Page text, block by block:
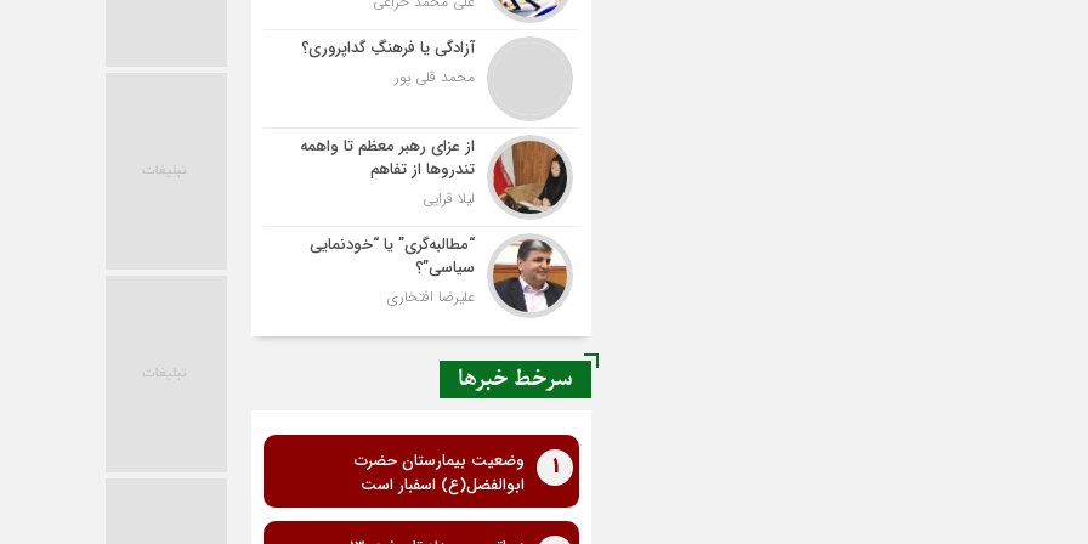
آزادگی یا فرهنگِ گداپروری؟
محمد قلی پور
از عزای رهبر معظم تا واهمه
تندروها از تفاهم
لیلا قرایی
“مطالبه‌گری” یا “خودنمایی
سیاسی”؟
علیرضا افتخاری
سرخط خبرها
1
وضعیت بیمارستان حضرت
ابوالفضل(ع) اسفبار است